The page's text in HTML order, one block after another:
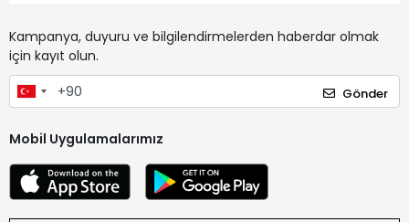
Kampanya, duyuru ve bilgilendirmelerden haberdar olmak
için kayıt olun.
Gönder
Mobil Uygulamalarımız